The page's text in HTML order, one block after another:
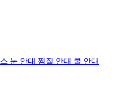
눈 안대 찜질 안대 쿨 안대